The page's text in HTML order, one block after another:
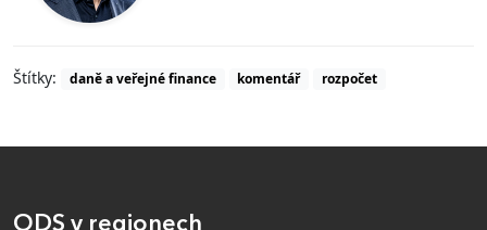
Štítky: daně a veřejné finance komentář rozpočet
ODS v regionech